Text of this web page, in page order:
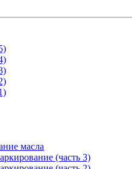
масла
(часть 3)